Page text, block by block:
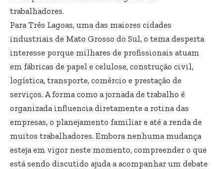
trabalhadores.
Para Três Lagoas, uma das maiores cidades
industriais de Mato Grosso do Sul, o tema desperta
interesse porque milhares de profissionais atuam
em fábricas de papel e celulose, construção civil,
logística, transporte, comércio e prestação de
serviços. A forma como a jornada de trabalho é
organizada influencia diretamente a rotina das
empresas, o planejamento familiar e até a renda de
muitos trabalhadores. Embora nenhuma mudança
esteja em vigor neste momento, compreender o que
está sendo discutido ajuda a acompanhar um debate